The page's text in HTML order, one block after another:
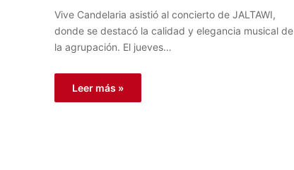
Vive Candelaria asistió al concierto de JALTAWI,
donde se destacó la calidad y elegancia musical de
la agrupación. El jueves…
Leer más »